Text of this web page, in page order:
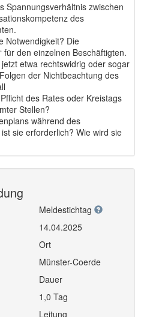
Spannungsverhältnis zwischen
des
Notwendigkeit? Die
für den einzelnen Beschäftigten.
etwa rechtswidrig oder sogar
der Nichtbeachtung des
des Rates oder Kreistags
Stellen?
während des
sie erforderlich? Wie wird sie
Meldestichtag
14.04.2025
Ort
Münster-Coerde
Dauer
1,0 Tag
Leitung